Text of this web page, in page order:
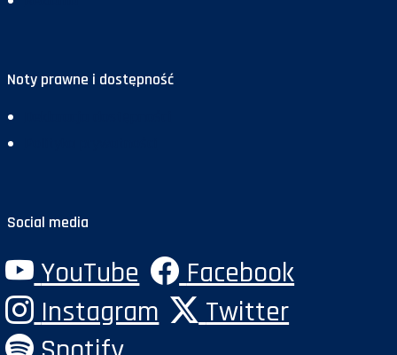
Noty prawne i dostępność
Social media
YouTube
Facebook
Instagram
Twitter